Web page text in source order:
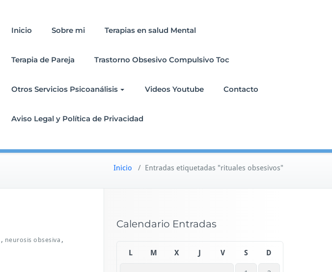
Inicio Sobre mi Terapias en salud Mental
Terapia de Pareja Trastorno Obsesivo Compulsivo Toc
Otros Servicios Psicoanálisis Videos Youtube Contacto
Aviso Legal y Política de Privacidad
Inicio / Entradas etiquetadas "rituales obsesivos"
, neurosis obsesiva ,
Calendario Entradas
L M X V S D